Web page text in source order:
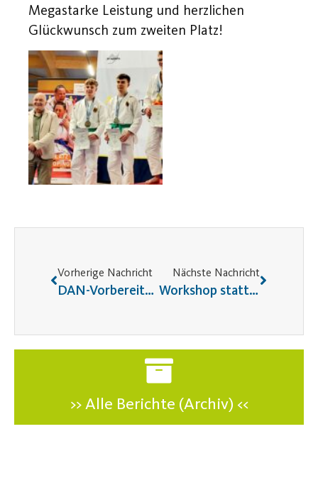
Megastarke Leistung und herzlichen
Glückwunsch zum zweiten Platz!
Vorherige Nachricht
DAN-Vorbereitung Teil 2 war bei uns zu Gast
Nächste Nachricht
Workshop statt Training
>> Alle Berichte (Archiv) <<